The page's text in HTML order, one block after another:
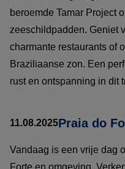
beroemde Tamar Project
zeeschildpadden. Geniet
charmante restaurants of
Braziliaanse zon. Een
rust en ontspanning in dit
11.08.2025Praia do
Vandaag is een vrije dag
Forte en omgeving.